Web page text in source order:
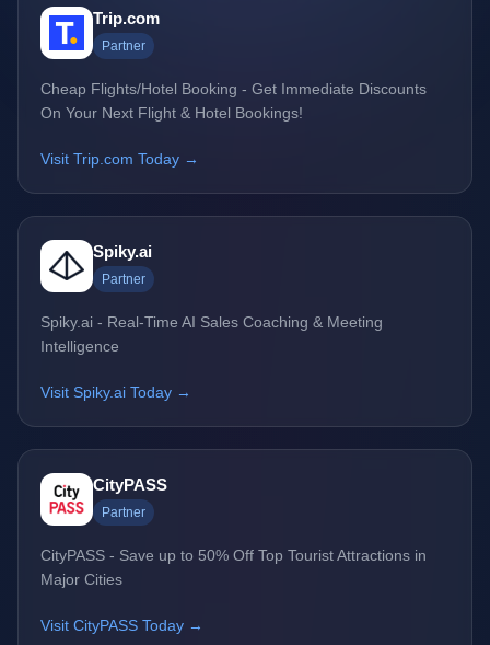
Trip.com
Partner
Cheap Flights/Hotel Booking - Get Immediate Discounts
On Your Next Flight & Hotel Bookings!
Visit Trip.com Today →
Spiky.ai
Partner
Spiky.ai - Real-Time AI Sales Coaching & Meeting
Intelligence
Visit Spiky.ai Today →
CityPASS
Partner
CityPASS - Save up to 50% Off Top Tourist Attractions in
Major Cities
Visit CityPASS Today →